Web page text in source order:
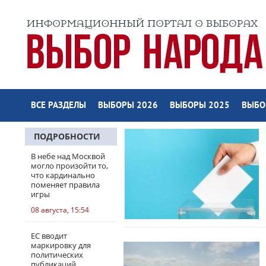
ВСЕ РАЗДЕЛЫ ВЫБОРЫ 2026 ВЫБОРЫ 2025
ПОДРОБНОСТИ
В небе над Москвой
могло произойти то,
что кардинально
поменяет правила
игры
08 августа, 15:54
ЕС вводит
маркировку для
политических